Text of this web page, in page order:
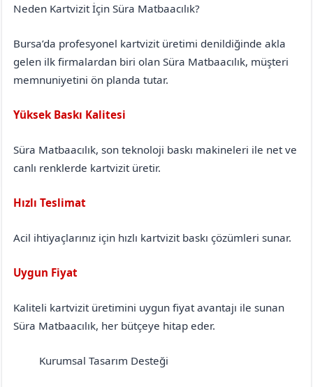
Neden Kartvizit İçin Süra Matbaacılık?
Bursa’da profesyonel kartvizit üretimi denildiğinde akla
gelen ilk firmalardan biri olan Süra Matbaacılık, müşteri
memnuniyetini ön planda tutar.
Yüksek Baskı Kalitesi
Süra Matbaacılık, son teknoloji baskı makineleri ile net ve
canlı renklerde kartvizit üretir.
Hızlı Teslimat
Acil ihtiyaçlarınız için hızlı kartvizit baskı çözümleri sunar.
Uygun Fiyat
Kaliteli kartvizit üretimini uygun fiyat avantajı ile sunan
Süra Matbaacılık, her bütçeye hitap eder.
Kurumsal Tasarım Desteği